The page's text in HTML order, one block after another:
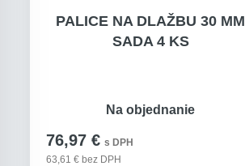
PALICE NA DLAŽBU 30 MM
SADA 4 KS
76,97 € s DPH
63,61 € bez DPH
Na objednanie